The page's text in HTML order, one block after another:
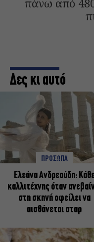
Δες κι αυτό
ΠΡΟΣΩΠΑ
Ελεάνα Ανδρεούδη:
καλλιτέχνης όταν
στη σκηνή οφείλει να
αισθάνεται σταρ